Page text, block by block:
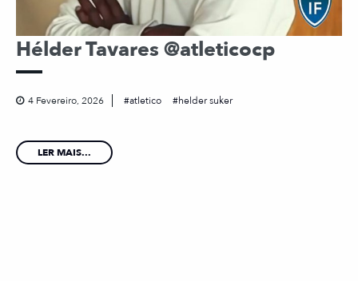
Hélder Tavares @atleticocp
4 Fevereiro, 2026 atletico helder suker
LER MAIS...